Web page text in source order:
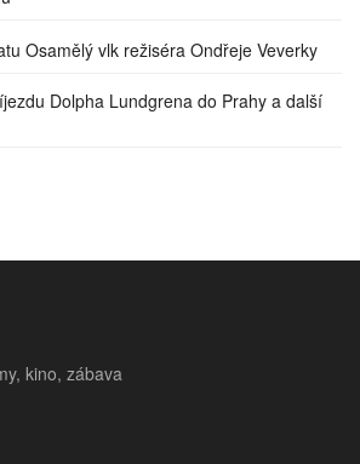
Osamělý vlk režiséra Ondřeje Veverky
Dolpha Lundgrena do Prahy a další
kino, zábava